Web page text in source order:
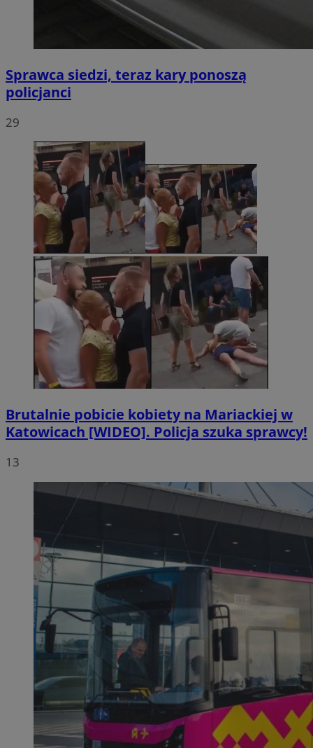
Sprawca siedzi, teraz kary ponoszą
policjanci
29
Brutalnie pobicie kobiety na Mariackiej w
Katowicach [WIDEO]. Policja szuka sprawcy!
13